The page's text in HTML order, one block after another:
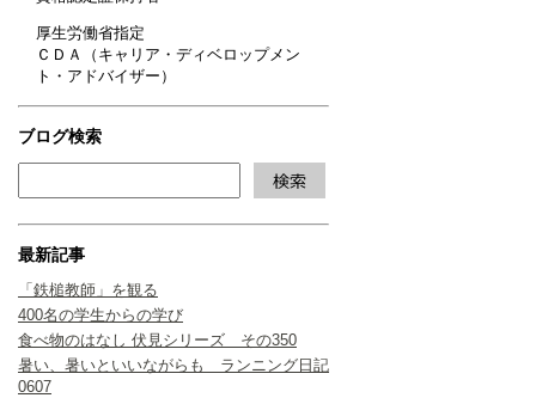
厚生労働省指定
ＣＤＡ（キャリア・ディベロップメン
ト・アドバイザー）
ブログ検索
最新記事
「鉄槌教師」を観る
400名の学生からの学び
食べ物のはなし 伏見シリーズ その350
暑い、暑いといいながらも ランニング日記
0607